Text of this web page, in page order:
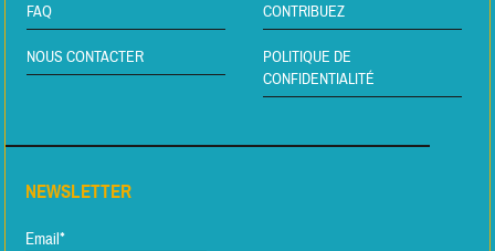
FAQ CONTRIBUEZ
NOUS CONTACTER
POLITIQUE DE
CONFIDENTIALITÉ
NEWSLETTER
Email*